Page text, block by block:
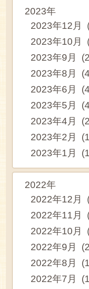
2023年
2023年12月
2023年10月
2023年9月
2023年8月
2023年6月
2023年5月
2023年4月
2023年2月
2023年1月
2022年
2022年12月
2022年11月
2022年10月
2022年9月
2022年8月
2022年7月